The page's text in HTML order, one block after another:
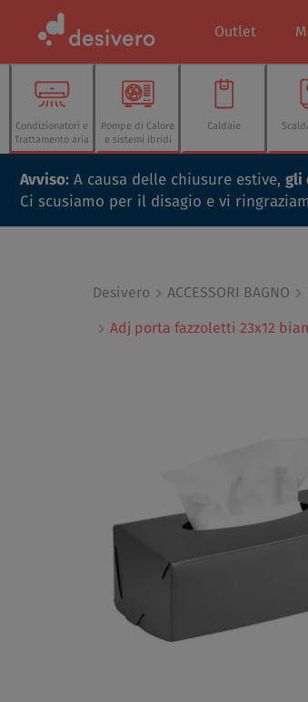
Outlet
Condizionatori e
Trattamento aria
Pompe di Calore
e sistemi ibridi
Caldaie
Avviso: A causa delle chiusure estive, gli
Ci scusiamo per il disagio e vi
Desivero ACCESSORI BAGNO
Adj porta fazzoletti 23x12